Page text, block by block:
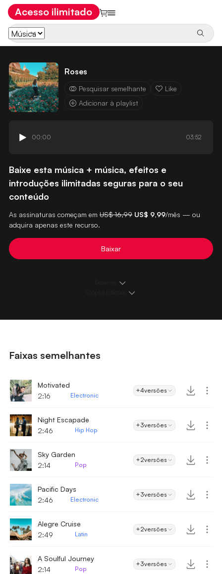
Acesso ilimitado
Roses
Pesquisar semelhante
Like
Adicionar à playlist
00:00 03:52
Baixe esta música + música, efeitos e
introduções ilimitadas seguras para o seu
conteúdo
As assinaturas começam em US$ 16,99 US$ 9,99/mês — ou
adquira apenas este recurso.
Baixar
Faixas semelhantes
Motivated
2:16
Electronic
+4versões
Night Escapade
2:46
Hip Hop
+3versões
Sky Garden
2:14
Pop
+2versões
Pacific Days
2:46
Electronic
+3versões
Alegre Cruise
2:49
Latin
+2versões
A Soulful Journey
2:14
Pop
+3versões